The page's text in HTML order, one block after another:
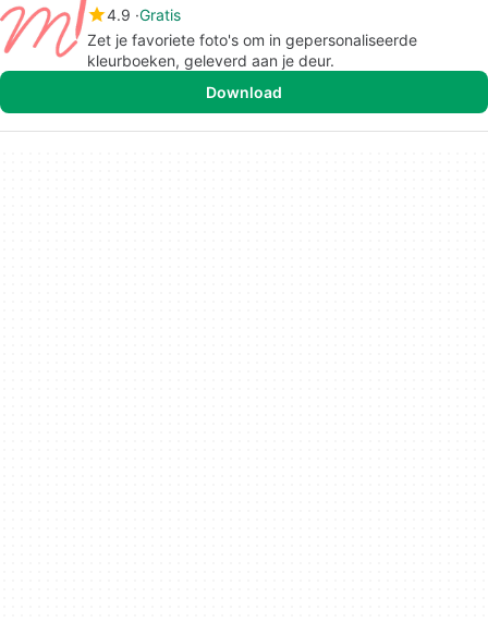
4.9 Gratis
Zet je favoriete foto's om in gepersonaliseerde
kleurboeken, geleverd aan je deur.
Download